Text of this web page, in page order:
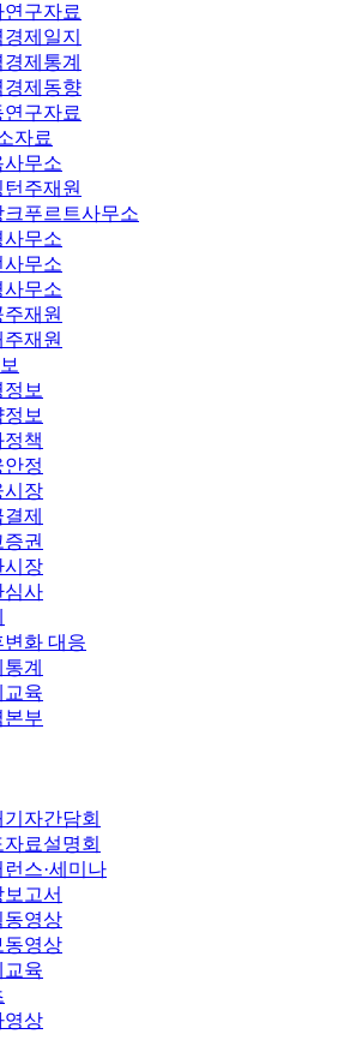
연구자료
제일지
제통계
경제동향
연구자료
자료
사무소
주재원
크푸르트사무소
사무소
사무소
사무소
주재원
재원
보
보
정책
안정
시장
제
권
시장
심사
변화 대응
계
교육
본부
기자간담회
자료설명회
런스·세미나
보고서
동영상
동영상
교육
영상